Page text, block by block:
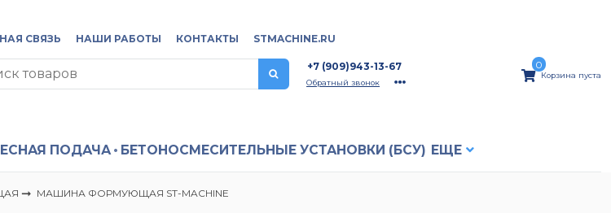
СВЯЗЬ НАШИ РАБОТЫ КОНТАКТЫ STMACHINE.RU
+7 (909)943-13-67
Обратный звонок
0
Корзина пуста
ПОДАЧА БЕТОНОСМЕСИТЕЛЬНЫЕ УCТАНОВКИ (БСУ) ЕЩЕ
МАШИНА ФОРМУЮЩАЯ ST-MACHINE